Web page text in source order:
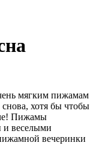
мягким пижамам
снова, хотя бы чтобы
Пижамы
и веселыми
вечеринки